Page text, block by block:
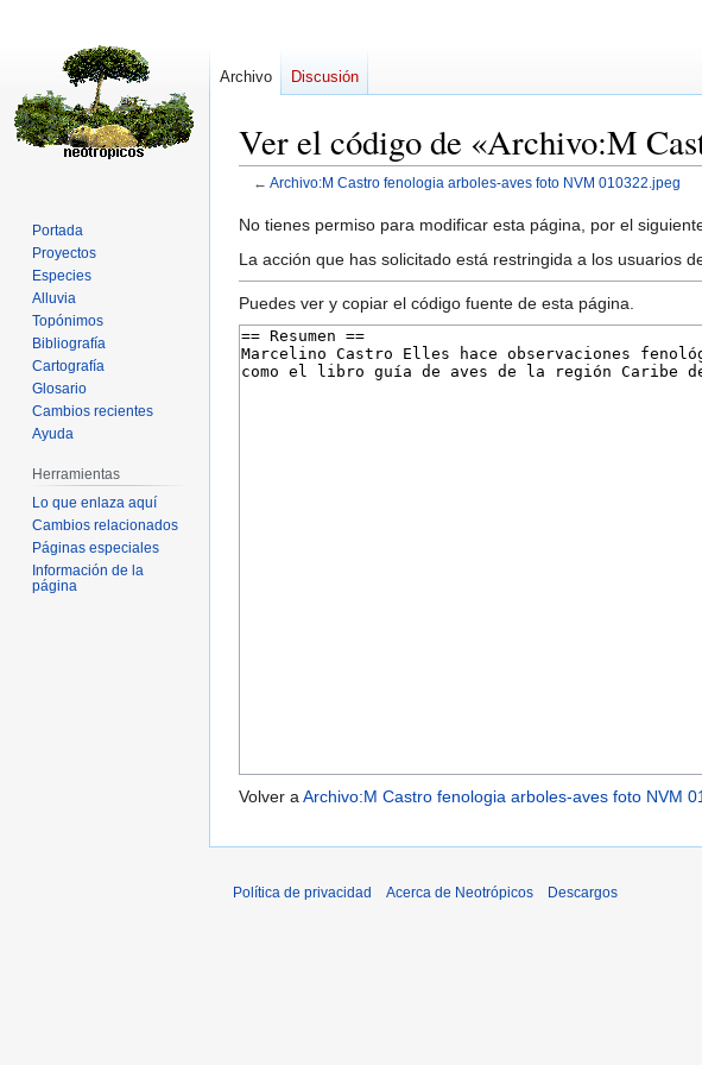
Ver el código de «Archivo:M
← Archivo:M Castro fenologia arboles-aves foto NVM 010322.jpeg
Ir
a
navegación
Ir
a
búsqueda
No tienes permiso para modificar esta página, por el
La acción que has solicitado está restringida a los usuarios
Puedes ver y copiar el código fuente de esta página.
Volver aArchivo:M Castro fenologia arboles-aves foto NVM
Archivo Discusión
Portada
Proyectos
Especies
Alluvia
Topónimos
Bibliografía
Cartografía
Glosario
Cambios recientes
Ayuda
Herramientas
Lo que enlaza aquí
Cambios relacionados
Páginas especiales
Información de la
página
Política de privacidad Acerca de Neotrópicos Descargos